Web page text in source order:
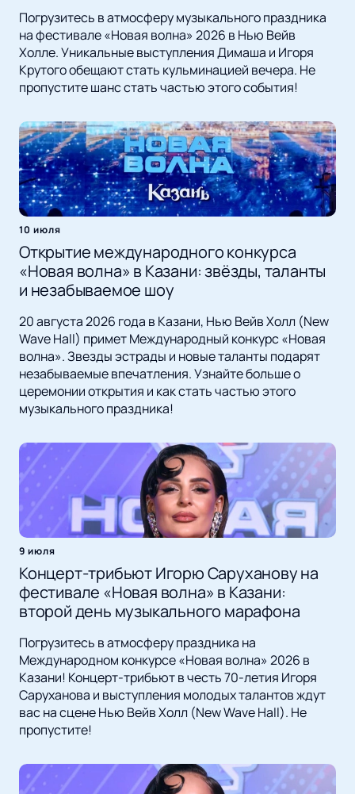
Погрузитесь в атмосферу музыкального праздника
на фестивале «Новая волна» 2026 в Нью Вейв
Холле. Уникальные выступления Димаша и Игоря
Крутого обещают стать кульминацией вечера. Не
пропустите шанс стать частью этого события!
10 июля
Открытие международного конкурса
«Новая волна» в Казани: звёзды, таланты
и незабываемое шоу
20 августа 2026 года в Казани, Нью Вейв Холл (New
Wave Hall) примет Международный конкурс «Новая
волна». Звезды эстрады и новые таланты подарят
незабываемые впечатления. Узнайте больше о
церемонии открытия и как стать частью этого
музыкального праздника!
9 июля
Концерт-трибьют Игорю Саруханову на
фестивале «Новая волна» в Казани:
второй день музыкального марафона
Погрузитесь в атмосферу праздника на
Международном конкурсе «Новая волна» 2026 в
Казани! Концерт-трибьют в честь 70-летия Игоря
Саруханова и выступления молодых талантов ждут
вас на сцене Нью Вейв Холл (New Wave Hall). Не
пропустите!